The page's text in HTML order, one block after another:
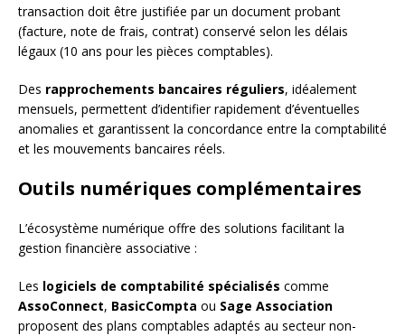
transaction doit être justifiée par un document probant
(facture, note de frais, contrat) conservé selon les délais
légaux (10 ans pour les pièces comptables).
Des rapprochements bancaires réguliers, idéalement
mensuels, permettent d’identifier rapidement d’éventuelles
anomalies et garantissent la concordance entre la comptabilité
et les mouvements bancaires réels.
Outils numériques complémentaires
L’écosystème numérique offre des solutions facilitant la
gestion financière associative :
Les logiciels de comptabilité spécialisés comme
AssoConnect, BasicCompta ou Sage Association
proposent des plans comptables adaptés au secteur non-